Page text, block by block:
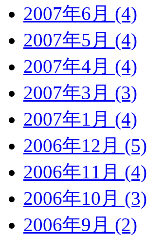
2007年6月 (4)
2007年5月 (4)
2007年4月 (4)
2007年3月 (3)
2007年1月 (4)
2006年12月 (5)
2006年11月 (4)
2006年10月 (3)
2006年9月 (2)